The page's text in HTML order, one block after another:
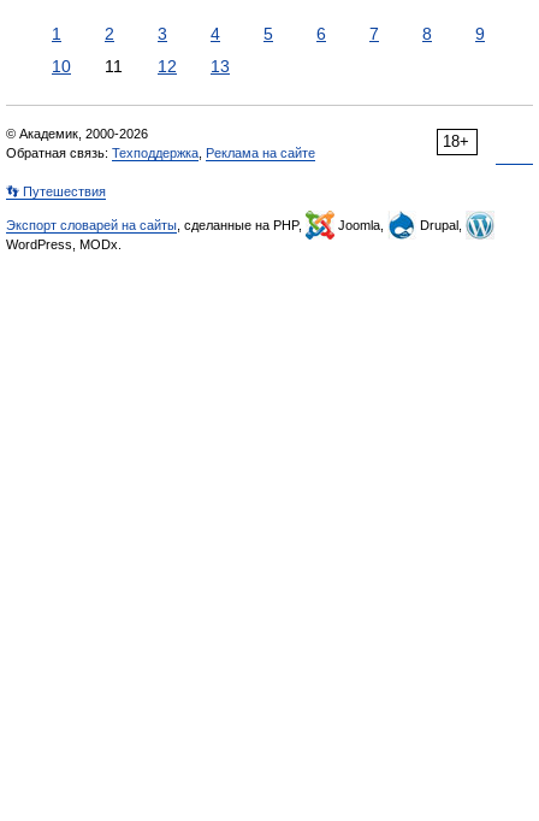
1 2 3 4 5 6 7 8
9
10
11 12 13
18+
© Академик, 2000-2026
Обратная связь: Техподдержка Реклама на сайте
👣 Путешествия
Экспорт словарей на сайты , сделанные на PHP, Joomla,
Drupal,
WordPress, MODx.